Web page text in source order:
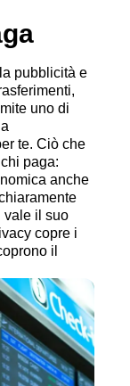
pubblicità e
uno di
te. Ciò che
paga:
anche
vale il suo
copre i
il